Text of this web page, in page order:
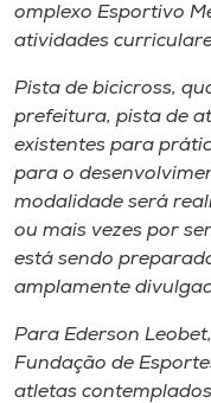
omplexo ​E​sportivo
atividades
Pista de ​bicicross​,
prefeitura, pista de
existentes para
para o
modalidade será
ou mais vezes por
est​á​ sendo
amplamente
Para Ederson
Fundação de
atletas